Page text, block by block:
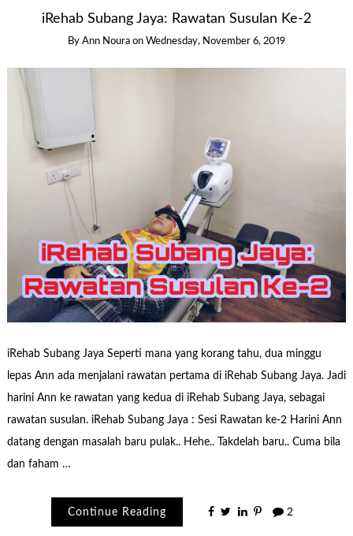
iRehab Subang Jaya: Rawatan Susulan Ke-2
By Ann Noura on Wednesday, November 6, 2019
iRehab Subang Jaya Seperti mana yang korang tahu, dua minggu
lepas Ann ada menjalani rawatan pertama di iRehab Subang Jaya. Jadi
harini Ann ke rawatan yang kedua di iRehab Subang Jaya, sebagai
rawatan susulan. iRehab Subang Jaya : Sesi Rawatan ke-2 Harini Ann
datang dengan masalah baru pulak.. Hehe.. Takdelah baru.. Cuma bila
dan faham …
Continue Reading 2